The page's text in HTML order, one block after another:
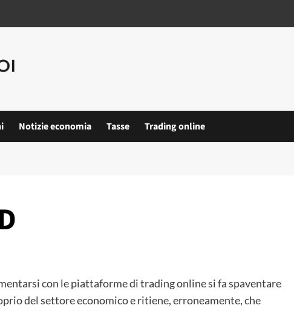
Notizie economia Tasse Trading online
con le piattaforme di trading online si fa spaventare
del settore economico e ritiene, erroneamente, che